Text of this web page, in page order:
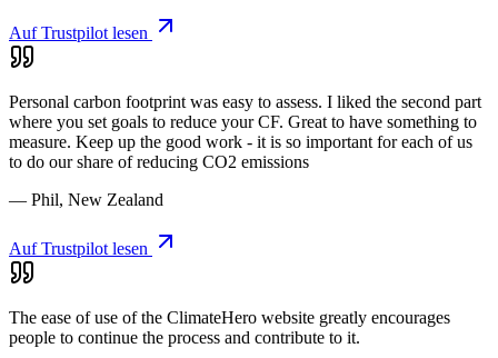
Auf Trustpilot lesen
Personal carbon footprint was easy to assess. I liked the second part
where you set goals to reduce your CF. Great to have something to
measure. Keep up the good work - it is so important for each of us
to do our share of reducing CO2 emissions
— Phil, New Zealand
Auf Trustpilot lesen
The ease of use of the ClimateHero website greatly encourages
people to continue the process and contribute to it.